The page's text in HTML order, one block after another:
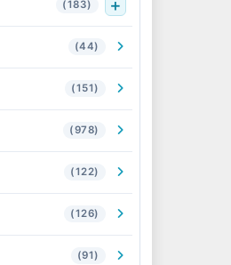
(183)
(44)
(151)
(978)
(122)
(126)
(91)